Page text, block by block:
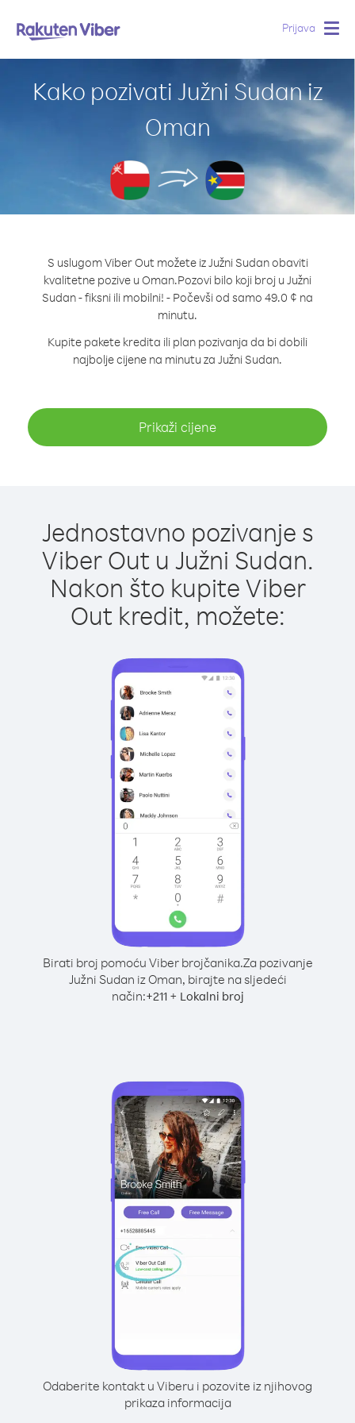
Prijava
Kako pozivati Južni Sudan iz
Oman
S uslugom Viber Out možete iz Južni Sudan obaviti
kvalitetne pozive u Oman.Pozovi bilo koji broj u Južni
Sudan - fiksni ili mobilni! - Počevši od samo 49.0 ¢ na
minutu.
Kupite pakete kredita ili plan pozivanja da bi dobili
najbolje cijene na minutu za Južni Sudan.
Prikaži cijene
Jednostavno pozivanje s
Viber Out u Južni Sudan.
Nakon što kupite Viber
Out kredit, možete:
Birati broj pomoću Viber brojčanika.Za pozivanje
Južni Sudan iz Oman, birajte na sljedeći
način:+211+ Lokalni broj
Odaberite kontakt u Viberu i pozovite iz njihovog
prikaza informacija